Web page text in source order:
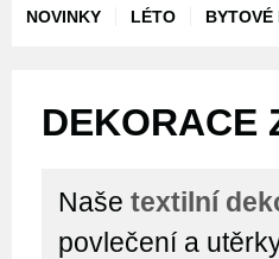
NOVINKY LÉTO BYTOVÉ
DEKORACE
Naše textilní
povlečení a